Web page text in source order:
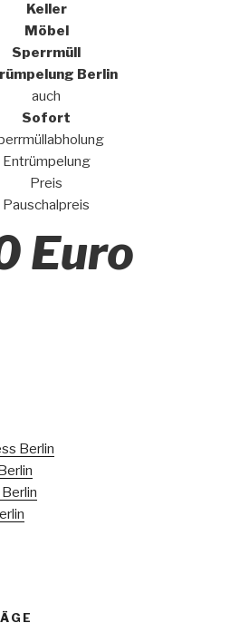
Keller
Möbel
Sperrmüll
Berlin
auch
Sofort
Entrümpelung
Preis
Pauschalpreis
Euro
Berlin